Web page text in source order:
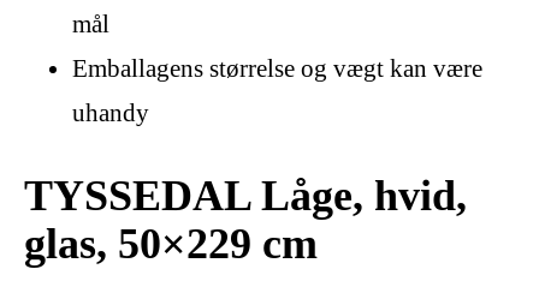
mål
Emballagens størrelse og vægt kan være
uhandy
TYSSEDAL Låge, hvid,
glas, 50×229 cm